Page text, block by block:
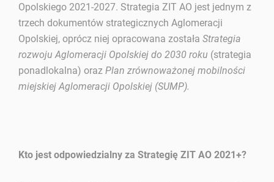
Opolskiego 2021-2027. Strategia ZIT AO jest jednym z
trzech dokumentów strategicznych Aglomeracji
Opolskiej, oprócz niej opracowana zostałaStrategia
rozwoju Aglomeracji Opolskiej do 2030 roku (strategia
ponadlokalna) orazPlan zrównoważonej mobilności
miejskiej Aglomeracji Opolskiej (SUMP).
Kto jest odpowiedzialny za Strategię ZIT AO 2021+?